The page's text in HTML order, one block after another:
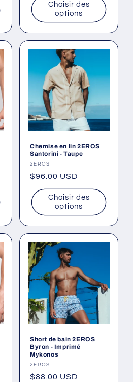
Choisir des
options
Chemise en lin 2EROS
Santorini - Taupe
Fournisseur :
2EROS
Prix
habituel
$96.00 USD
Choisir des
options
Short de bain 2EROS
Byron - Imprimé
Mykonos
Fournisseur :
2EROS
Prix
$88.00 USD